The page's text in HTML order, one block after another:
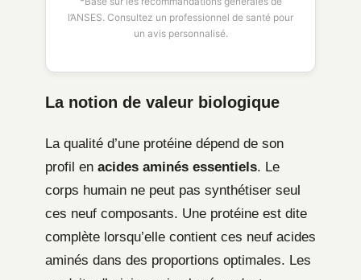
l’ANSES. Consultez un professionnel de santé pour
un avis personnalisé.
La notion de valeur biologique
La qualité d’une protéine dépend de son
profil en acides aminés essentiels. Le
corps humain ne peut pas synthétiser seul
ces neuf composants. Une protéine est dite
complète lorsqu’elle contient ces neuf acides
aminés dans des proportions optimales. Les